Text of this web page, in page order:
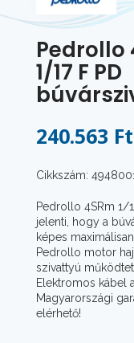
Pedrollo
1/17 F PD
240.563 Ft
Cikkszám:
Pedrollo 4SRm 1/
jelenti, hogy a
képes
Pedrollo motor
szivattyú
Elektromos kábel
Magyarországi
elérhető!